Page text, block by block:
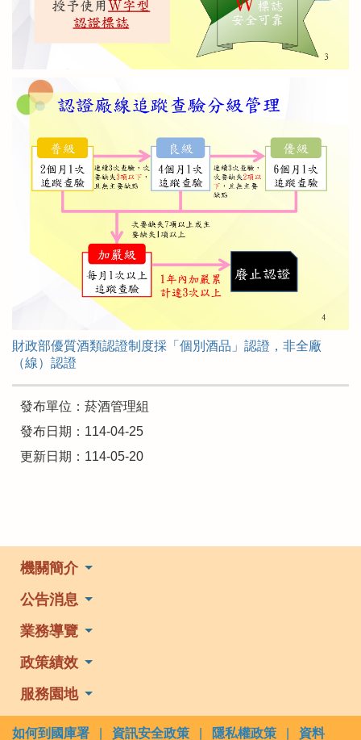
財政部優質酒類認證制度採「個別酒品」認證，非全廠
（線）認證
發布單位：菸酒管理組
發布日期：114-04-25
更新日期：114-05-20
機關簡介
公告消息
業務導覽
政策績效
服務園地
如何到國庫署 資訊安全政策 隱私權政策
資料